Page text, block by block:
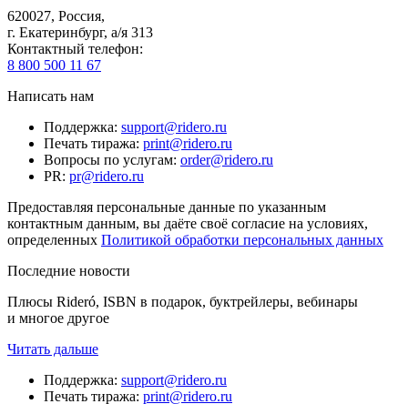
620027, Россия,
г. Екатеринбург, а/я 313
Контактный телефон:
8 800 500 11 67
Написать нам
Поддержка: support@ridero.ru
Печать тиража: print@ridero.ru
Вопросы по услугам: order@ridero.ru
PR: pr@ridero.ru
Предоставляя персональные данные по указанным
контактным данным, вы даёте своё согласие на условиях,
определенных Политикой обработки персональных данных
Последние новости
Плюсы Rideró, ISBN в подарок, буктрейлеры, вебинары
и многое другое
Читать дальше
Поддержка: support@ridero.ru
Печать тиража: print@ridero.ru